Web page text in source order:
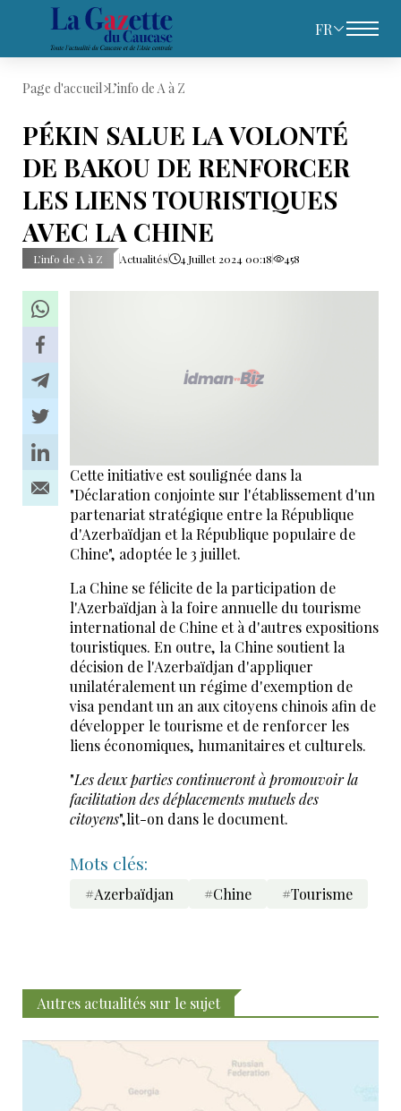
FR
Page d'accueil L’info de A à Z
PÉKIN SALUE LA VOLONTÉ
DE BAKOU DE RENFORCER
LES LIENS TOURISTIQUES
AVEC LA CHINE
L’info de A à Z Actualités 4 Juillet 2024 00:18 458
Cette initiative est soulignée dans la
"Déclaration conjointe sur l'établissement d'un
partenariat stratégique entre la République
d'Azerbaïdjan et la République populaire de
Chine", adoptée le 3 juillet.
La Chine se félicite de la participation de
l'Azerbaïdjan à la foire annuelle du tourisme
international de Chine et à d'autres expositions
touristiques. En outre, la Chine soutient la
décision de l'Azerbaïdjan d'appliquer
unilatéralement un régime d'exemption de
visa pendant un an aux citoyens chinois afin de
développer le tourisme et de renforcer les
liens économiques, humanitaires et culturels.
"Les deux parties continueront à promouvoir la
facilitation des déplacements mutuels des
citoyens",lit-on dans le document.
Mots clés:
#Azerbaïdjan #Chine #Tourisme
Autres actualités sur le sujet